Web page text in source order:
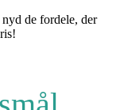
de fordele, der